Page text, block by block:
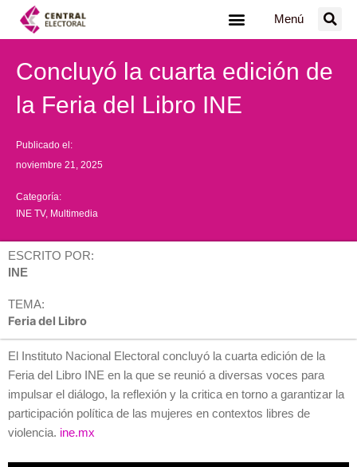
Menú
Concluyó la cuarta edición de
la Feria del Libro INE
Publicado el:
noviembre 21, 2025
Categoría:
INE TV, Multimedia
ESCRITO POR:
INE
TEMA:
Feria del Libro
El Instituto Nacional Electoral concluyó la cuarta edición de la
Feria del Libro INE en la que se reunió a diversas voces para
impulsar el diálogo, la reflexión y la critica en torno a garantizar la
participación política de las mujeres en contextos libres de
violencia. ine.mx